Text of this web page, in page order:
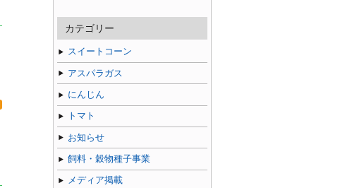
記
事
カテゴリー
スイートコーン
アスパラガス
にんじん
トマト
お知らせ
飼料・穀物種子事業
メディア掲載